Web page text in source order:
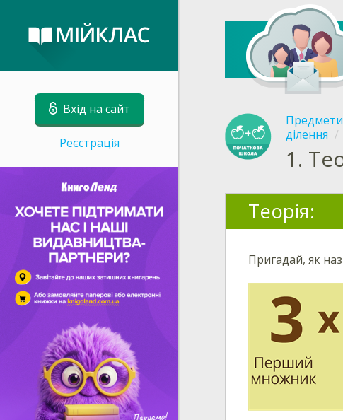
Вхід на сайт
Реєстрація
Предмети
ділення
1.
Теорія:
Пригадай, як